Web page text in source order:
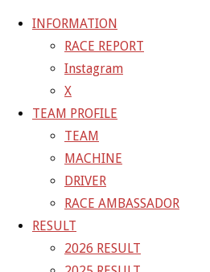
INFORMATION
RACE REPORT
Instagram
X
TEAM PROFILE
TEAM
MACHINE
DRIVER
RACE AMBASSADOR
RESULT
2026 RESULT
ホ
NEWS 【レポート】2022 SUPER
TANAX GAINER GT-R